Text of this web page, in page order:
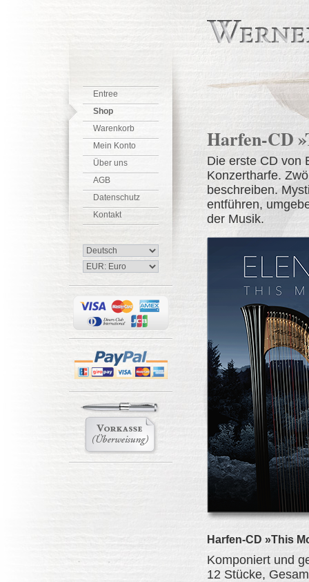
Entree
Shop
Warenkorb
Mein Konto
Über uns
AGB
Datenschutz
Kontakt
Harfen-CD
Die erste CD von
Konzertharfe.
beschreiben.
entführen,
der Musik.
Harfen-CD »This
Komponiert und
12 Stücke,